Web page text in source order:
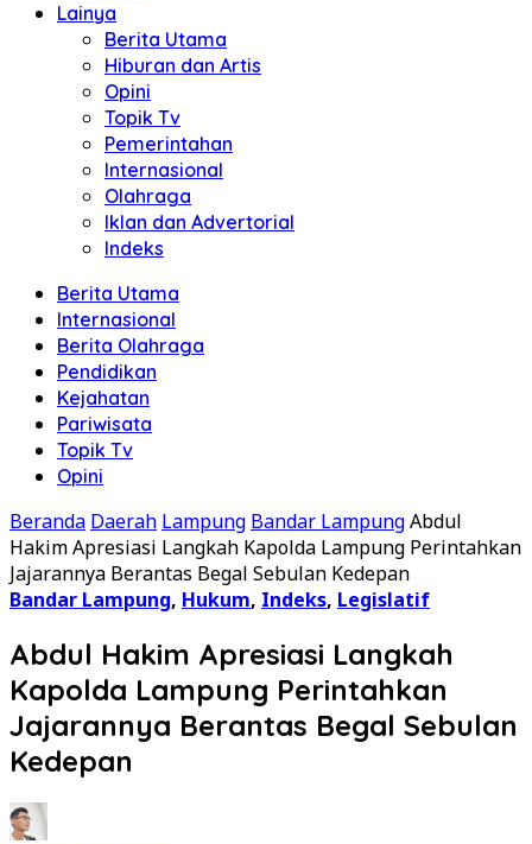
Lainya
Berita Utama
Hiburan dan Artis
Opini
Topik Tv
Pemerintahan
Internasional
Olahraga
Iklan dan Advertorial
Indeks
Berita Utama
Internasional
Berita Olahraga
Pendidikan
Kejahatan
Pariwisata
Topik Tv
Opini
Beranda Daerah Lampung Bandar LampungAbdul
Hakim Apresiasi Langkah Kapolda Lampung Perintahkan
Jajarannya Berantas Begal Sebulan Kedepan
Bandar Lampung, Hukum, Indeks, Legislatif
Abdul Hakim Apresiasi Langkah
Kapolda Lampung Perintahkan
Jajarannya Berantas Begal Sebulan
Kedepan